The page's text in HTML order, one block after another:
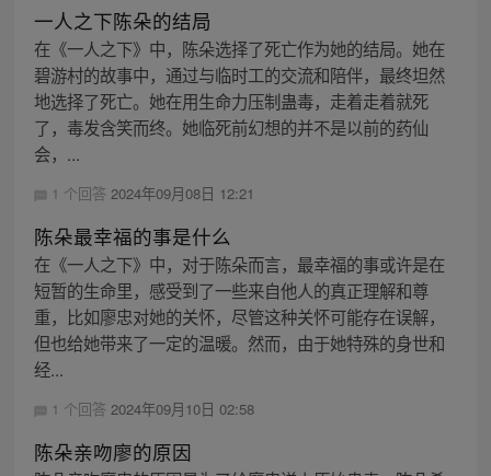
一人之下陈朵的结局
在《一人之下》中，陈朵选择了死亡作为她的结局。她在
碧游村的故事中，通过与临时工的交流和陪伴，最终坦然
地选择了死亡。她在用生命力压制蛊毒，走着走着就死
了，毒发含笑而终。她临死前幻想的并不是以前的药仙
会，...
1 个回答 2024年09月08日 12:21
陈朵最幸福的事是什么
在《一人之下》中，对于陈朵而言，最幸福的事或许是在
短暂的生命里，感受到了一些来自他人的真正理解和尊
重，比如廖忠对她的关怀，尽管这种关怀可能存在误解，
但也给她带来了一定的温暖。然而，由于她特殊的身世和
经...
1 个回答 2024年09月10日 02:58
陈朵亲吻廖的原因